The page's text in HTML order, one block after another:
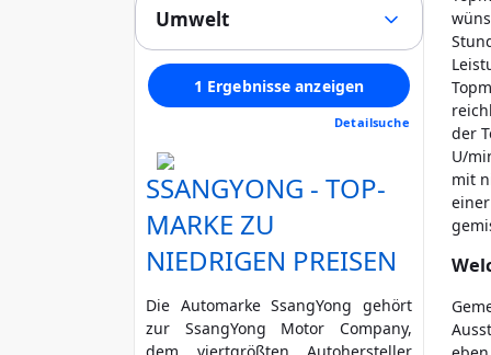
Stoff (0)
Velours (0)
Kunstleder (0)
LED / Laser / Xenon
Tempomat (1)
Panoramadach (0)
Multifunktionslenkrad (1)
Parkassistent (0)
Lichtsensor
Head Up Display (0)
Bluetooth (0)
Freisprecheinrichtung
Alle
1
Unfallfahrzeug
Nicht anzeigen
HU / AU neu (0)
Zusätzliche Garantie (1)
Nichtraucher (0)
Umwelt
Schadstoffklasse min. (Euro)
grün (4) gelb (3)
rot (2) No
Rußpartikelfilter
1 Ergebnisse anzeigen
Detailsuche
SSANGYONG - TOP-
MARKE ZU
NIEDRIGEN PREISEN
Die Automarke SsangYong gehört
zur SsangYong Motor Company,
der
U/
mit